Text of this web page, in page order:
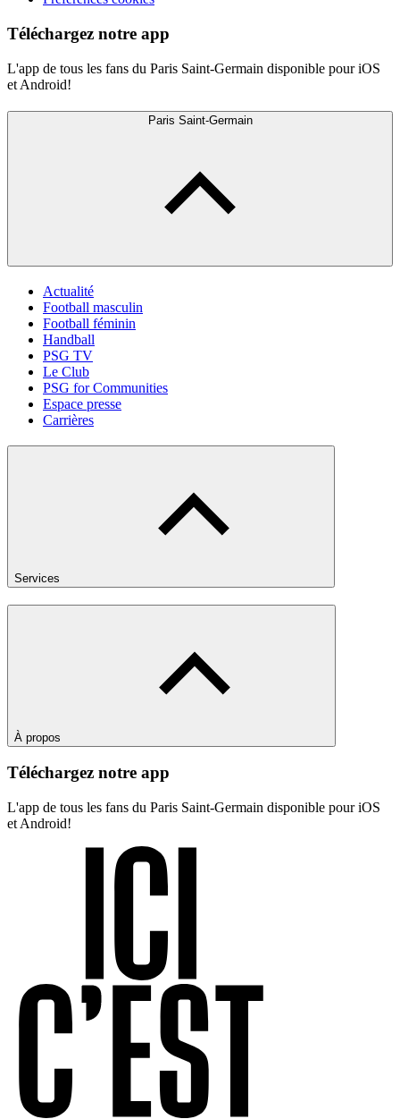
Téléchargez notre app
L'app de tous les fans du Paris Saint-Germain disponible pour iOS
et Android!
Paris Saint-Germain
Actualité
Football masculin
Football féminin
Handball
PSG TV
Le Club
PSG for Communities
Espace presse
Carrières
Services
À propos
Téléchargez notre app
L'app de tous les fans du Paris Saint-Germain disponible pour iOS
et Android!